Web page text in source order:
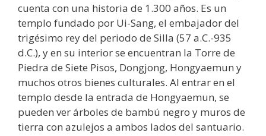
cuenta con una historia de 1.300 años. Es un
templo fundado por Ui-Sang, el embajador del
trigésimo rey del periodo de Silla (57 a.C.-935
d.C.), y en su interior se encuentran la Torre de
Piedra de Siete Pisos, Dongjong, Hongyaemun y
muchos otros bienes culturales. Al entrar en el
templo desde la entrada de Hongyaemun, se
pueden ver árboles de bambú negro y muros de
tierra con azulejos a ambos lados del santuario.